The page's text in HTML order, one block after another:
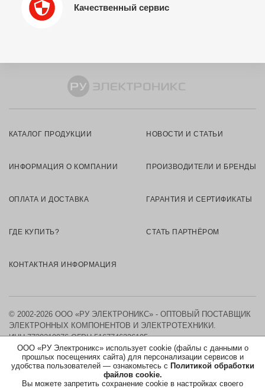
Качественный сервис
ООО «РУ Электроникс» использует cookie (файлы с данными о
прошлых посещениях сайта) для персонализации сервисов и
удобства пользователей — ознакомьтесь с Политикой обработки
файлов cookie.
Вы можете запретить сохранение cookie в настройках своего
КАТАЛОГ ПРОДУКЦИИ НОВОСТИ И СТАТЬИ
ИНФОРМАЦИЯ О КОМПАНИИ ПРОИЗВОДИТЕЛИ И БРЕНДЫ
ОПЛАТА И ДОСТАВКА ГАРАНТИЯ И СЕРТИФИКАТЫ
ГДЕ КУПИТЬ? СТАТЬ ПАРТНЁРОМ
КОНТАКТНАЯ ИНФОРМАЦИЯ
© 2002-2026 ООО «РУ ЭЛЕКТРОНИКС» - ОПТОВЫЙ ПОСТАВЩИК
ЭЛЕКТРОННЫХ КОМПОНЕНТОВ И ЭЛЕКТРОТЕХНИКИ.
ИНН 7730219976 ОГРН 5167746326105
КАРТА САЙТА
ПОЛИТИКА ОБРАБОТКИ ПЕРСОНАЛЬНЫХ ДАННЫХ